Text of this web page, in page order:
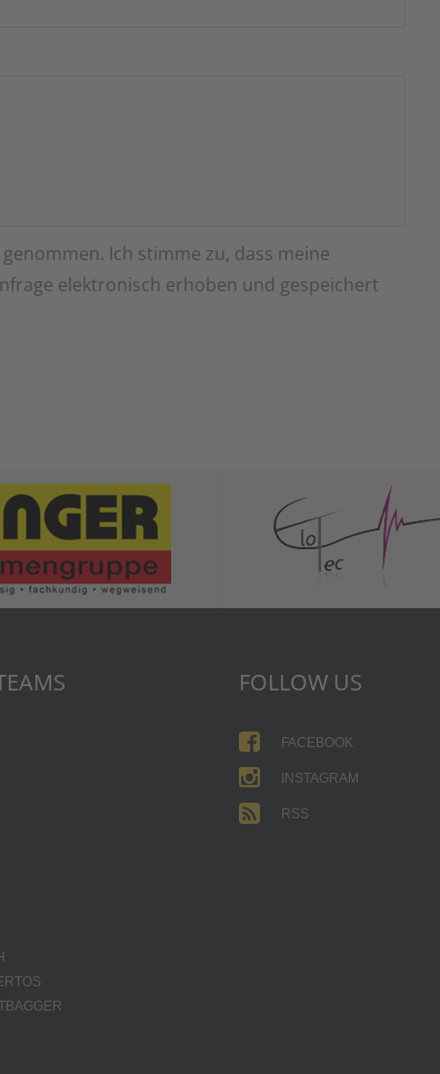
Ich stimme zu, dass meine
elektronisch erhoben und gespeichert
FOLLOW US
FACEBOOK
INSTAGRAM
RSS